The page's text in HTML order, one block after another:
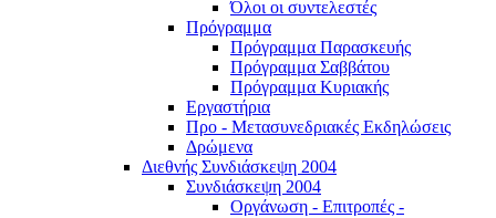
Όλοι οι συντελεστές
Πρόγραμμα
Πρόγραμμα Παρασκευής
Πρόγραμμα Σαββάτου
Πρόγραμμα Κυριακής
Εργαστήρια
Προ - Μετασυνεδριακές Εκδηλώσεις
Δρώμενα
Διεθνής Συνδιάσκεψη 2004
Συνδιάσκεψη 2004
Οργάνωση - Επιτροπές -